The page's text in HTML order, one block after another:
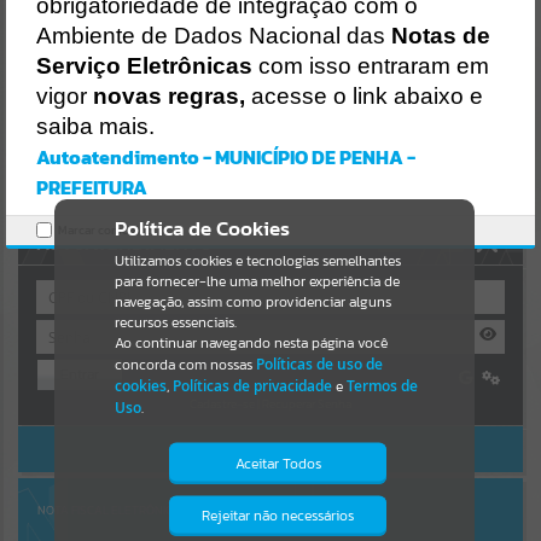
Resultados para""
Portais
Por favor, aguarde...
NOTÍCIAS
Por favor, aguarde...
SUBPORTAIS
Por favor, aguarde...
Por favor, aguarde...
AUTOATENDIMENTO
ACESSAR SEM LOGIN
NOTA FISCAL ELETRÔNICA
Política de Cookies
Utilizamos cookies e tecnologias semelhantes
para fornecer-lhe uma melhor experiência de
navegação, assim como providenciar alguns
recursos essenciais.
Ao continuar navegando nesta página você
concorda com nossas Políticas de uso de
cookies, Políticas de privacidadeeTermos de
Uso.
Aceitar Todos
Rejeitar não necessários
Isto significa que diversos recursos
obrigatoriedade de integração com o
Ambiente de Dados Nacional das Notas de
Serviço Eletrônicas com isso entraram em
vigor novas regras, acesse o link abaixo e
saiba mais.
Autoatendimento - MUNICÍPIO DE PENHA -
PREFEITURA
Marcar como lido.
https://penha.atende.net/cidadao/pagina/static/bundle/wpo_index_
2_base_l2_portal_editores_sync_56998420b9d592b2dbd4b7f2410a
60bf.js?v=c9751bb2:47
Verificar Mais Detalhes